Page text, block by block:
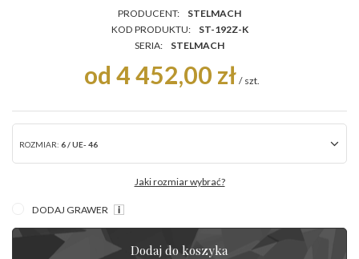
PRODUCENT:
STELMACH
KOD PRODUKTU:
ST-192Z-K
SERIA:
STELMACH
od 4 452,00 zł / szt.
ROZMIAR: 6 / UE- 46
Jaki rozmiar wybrać?
DODAJ GRAWER
Dodaj do koszyka